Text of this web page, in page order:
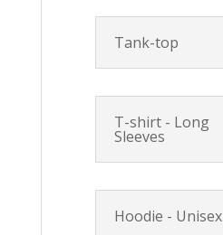
Tank-top
T-shirt - Long
Sleeves
Hoodie - Unisex